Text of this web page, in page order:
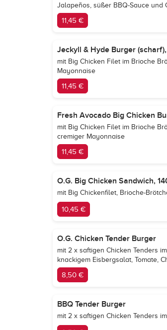
Jalapeños, süßer BBQ-Sauce und
11,45 €
Jeckyll & Hyde Burger
mit Big Chicken Filet im Brioche
Mayonnaise
11,45 €
Fresh Avocado Big Chicken
mit Big Chicken Filet im Brioche
cremiger Mayonnaise
11,45 €
O.G. Big Chicken Sandwich,
mit Big Chickenfilet, Brioche-
10,45 €
O.G. Chicken Tender Burger
mit 2 x saftigen Chicken Tenders
knackigem Eisbergsalat, Tomate,
8,50 €
BBQ Tender Burger
mit 2 x saftigen Chicken Tenders